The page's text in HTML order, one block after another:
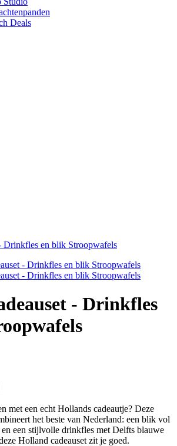
Deals
- Drinkfles
met een echt Hollands cadeautje? Deze
het beste van Nederland: een blik vol
een stijlvolle drinkfles met Delfts blauwe
Holland cadeauset zit je goed.